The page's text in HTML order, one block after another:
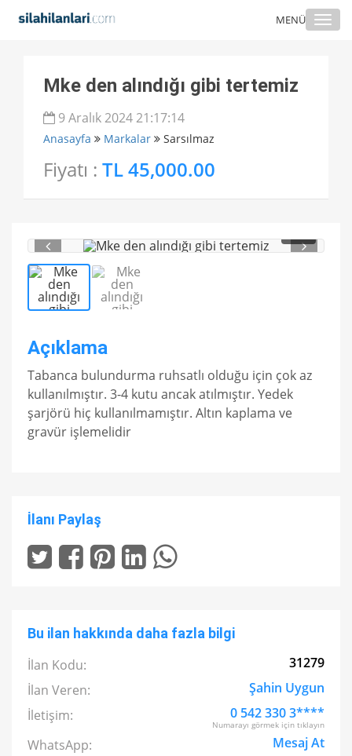
MENÜ
Mke den alındığı gibi tertemiz
9 Aralık 2024 21:17:14
Anasayfa Markalar Sarsılmaz
Fiyatı : TL 45,000.00
1/ 2
Açıklama
Tabanca bulundurma ruhsatlı olduğu için çok az
kullanılmıştır. 3-4 kutu ancak atılmıştır. Yedek
şarjörü hiç kullanılmamıştır. Altın kaplama ve
gravür işlemelidir
İlanı Paylaş
Bu ilan hakkında daha fazla bilgi
İlan Kodu:
31279
İlan Veren:
Şahin Uygun
İletişim:
0 542 330 3****
Numarayı görmek için tıklayın
WhatsApp:
Mesaj At